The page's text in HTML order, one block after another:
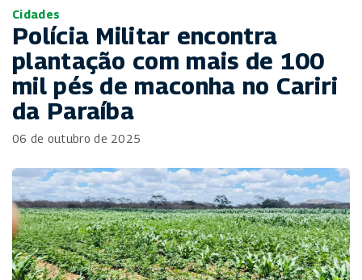
Cidades
Polícia Militar encontra
plantação com mais de 100
mil pés de maconha no Cariri
da Paraíba
06 de outubro de 2025